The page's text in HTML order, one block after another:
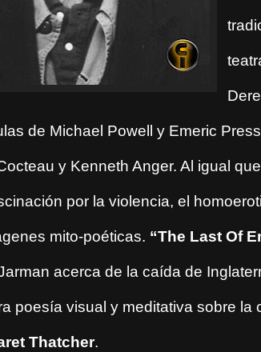
de Michael Powell y Emeric
y Kenneth Anger. Al igual
por la violencia, el
mito-poéticas. “The Last Of
acerca de la caída de
poesía visual y meditativa sobre la
Thatcher.